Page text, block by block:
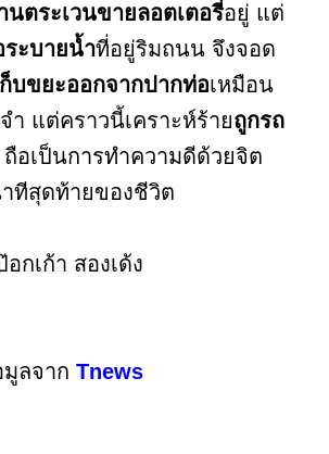
นตระเวนขายลอตเตอรี่อยู่ แต่
ะบายน้ำที่อยู่ริมถนน จึงจอด
ก็บขยะออกจากปากท่อเหมือน
ำ แต่คราวนี้เคราะห์ร้ายถูกรถ
ถือเป็นการทำความดีด้วยจิต
ทีสุดท้ายของชีวิต
กเก้า สองเด้ง
ลจาก Tnews